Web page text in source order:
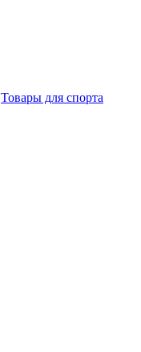
Товары для спорта